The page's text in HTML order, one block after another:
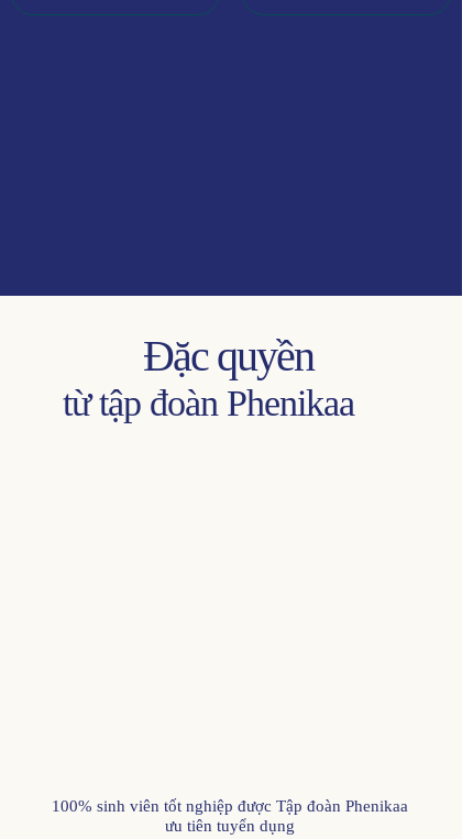
100% sinh viên tốt nghiệp được Tập đoàn Phenikaa
ưu tiên tuyển dụng
từ tập đoàn Phenikaa
Đặc quyền